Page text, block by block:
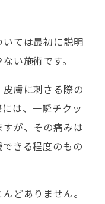
ては最初に説明
い施術です。
膚に刺さる際の
は、一瞬チクッ
が、その痛みは
きる程度のもの
どありません。